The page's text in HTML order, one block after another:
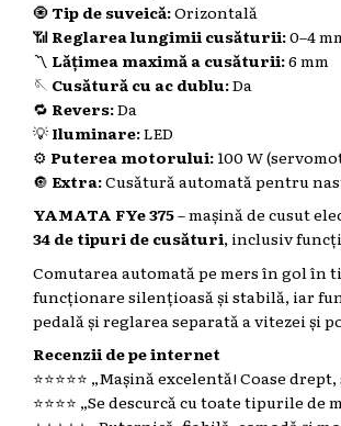
🧿Tip de suveică:Orizontală
📶 Reglarea lungimii cusăturii:0–4
〽️ Lățimea maximă a cusăturii:6 mm
🪡 Cusătură cu ac dublu:Da
🔁 Revers:Da
💡 Iluminare:LED
⚙️ Puterea motorului: 100 W
🔘 Extra:Cusătură automată pentru
YAMATA FYe 375– mașină de cusut
34 de tipuri de cusături, inclusiv
Comutarea automată pe mers în gol în
funcționare silențioasă și stabilă, iar
pedală și reglarea separată a vitezei
Recenzii de pe internet
⭐️⭐️⭐️⭐️⭐️ „Mașină excelentă! Coase
⭐️⭐️⭐️⭐️ „Se descurcă cu toate tipurile